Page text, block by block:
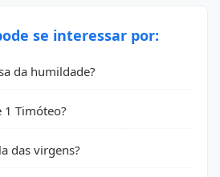
se interessar por:
da humildade?
Timóteo?
das virgens?